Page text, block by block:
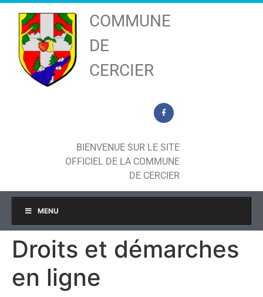
COMMUNE
DE
CERCIER
BIENVENUE SUR LE SITE
OFFICIEL DE LA COMMUNE
DE CERCIER
MENU
Droits et démarches
en ligne